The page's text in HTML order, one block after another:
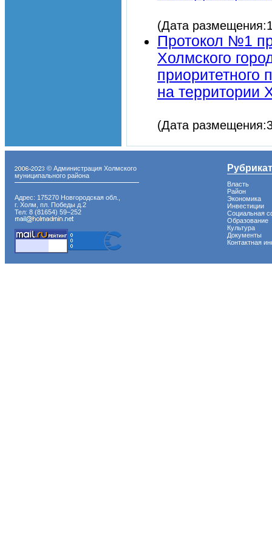
(Дата
Протокол №1
Холмского
приоритетного
на территории
(Дата
© Администрация Холмского
муниципального района
Адрес: 175270 Новгородская обл.,
г. Холм, пл. Победы д.2
Тел: 8 (81654) 59−252
Власть
Район
Экономика
Инвестиции
Социальная
Образование
Культура
Документы
Контактная